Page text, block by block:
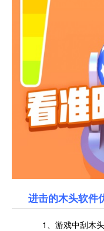
进击的木头软件
1、游戏中刮木头